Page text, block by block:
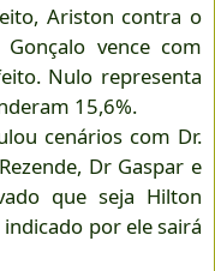
Ariston contra o
vence com
Nulo representa
15,6%.
cenários com Dr.
Dr Gaspar e
que seja Hilton
por ele sairá